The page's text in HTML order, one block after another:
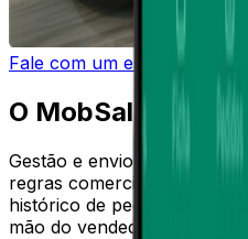
Fale com um especialista
O MobSales
Gestão e envio de pedidos
regras comerciais nativas
histórico de pedidos, ficha
mão do vendedor.